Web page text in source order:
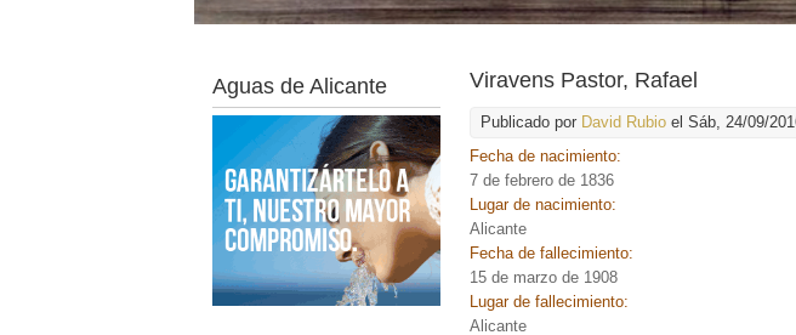
Viravens Pastor, Rafael
Publicado por David Rubio el Sáb, 24/09/
Fecha de nacimiento:
7 de febrero de 1836
Lugar de nacimiento:
Alicante
Fecha de fallecimiento:
15 de marzo de 1908
Lugar de fallecimiento:
Alicante
Aguas de Alicante